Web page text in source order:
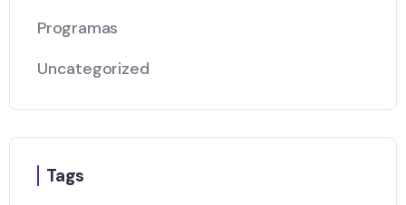
Programas
Uncategorized
Tags